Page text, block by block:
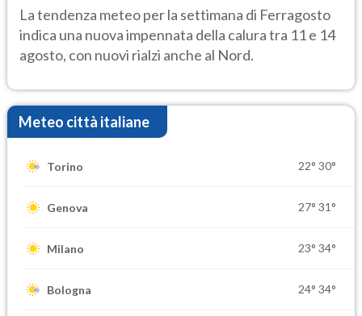
temporale
La tendenza meteo per la settimana di Ferragosto
indica una nuova impennata della calura tra 11 e 14
agosto, con nuovi rialzi anche al Nord.
Meteo città italiane
Torino 22° 30°
Genova 27° 31°
Milano 23° 34°
Bologna 24° 34°